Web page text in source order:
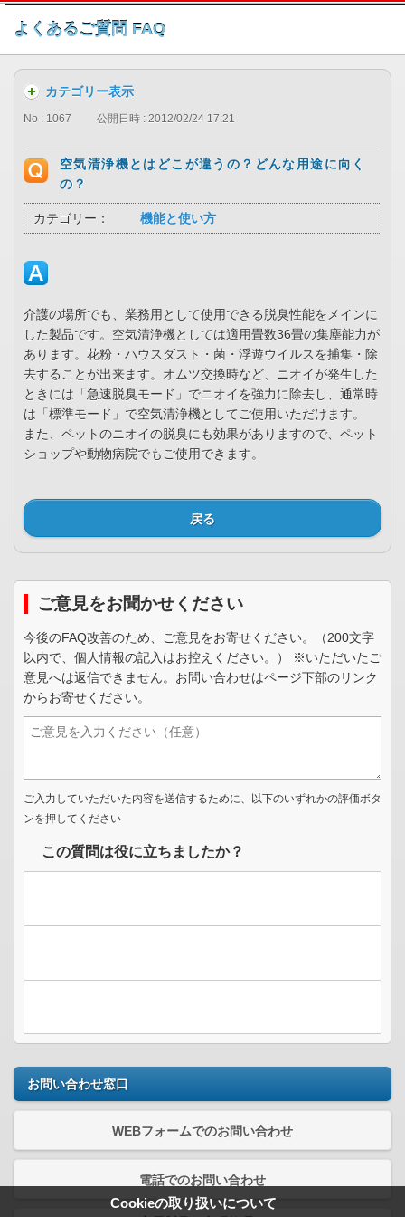
このページの本文へ
よくあるご質問 FAQ
Cookieの取り扱いについて
カテゴリー表示
No : 1067 公開日時 : 2012/02/24 17:21
空気清浄機とはどこが違うの？どんな用途に向く
の？
カテゴリー： 機能と使い方
介護の場所でも、業務用として使用できる脱臭性能をメインに
した製品です。空気清浄機としては適用畳数36畳の集塵能力が
あります。花粉・ハウスダスト・菌・浮遊ウイルスを捕集・除
去することが出来ます。オムツ交換時など、ニオイが発生した
ときには「急速脱臭モード」でニオイを強力に除去し、通常時
は「標準モード」で空気清浄機としてご使用いただけます。
また、ペットのニオイの脱臭にも効果がありますので、ペット
ショップや動物病院でもご使用できます。
戻る
ご意見をお聞かせください
今後のFAQ改善のため、ご意見をお寄せください。（200文字
以内で、個人情報の記入はお控えください。） ※いただいたご
意見へは返信できません。お問い合わせはページ下部のリンク
からお寄せください。
ご入力していただいた内容を送信するために、以下のいずれかの評価ボタ
ンを押してください
この質問は役に立ちましたか？
お問い合わせ窓口
WEBフォームでのお問い合わせ
電話でのお問い合わせ